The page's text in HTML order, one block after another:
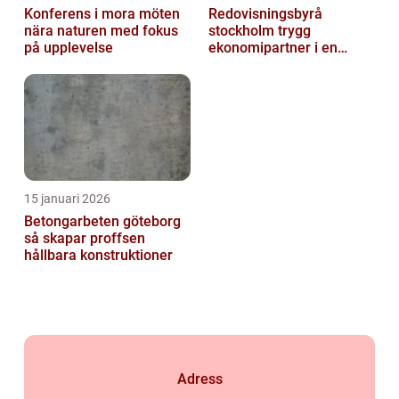
Konferens i mora möten
nära naturen med fokus
på upplevelse
Redovisningsbyrå
stockholm trygg
ekonomipartner i en
15 januari 2026
Betongarbeten göteborg
så skapar proffsen
hållbara konstruktioner
Adress